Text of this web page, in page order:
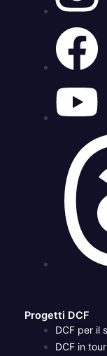
Progetti DCF
DCF per il
DCF in tour